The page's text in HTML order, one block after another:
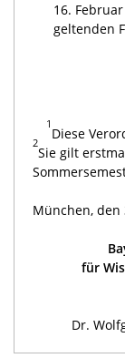
16.
geltenden
1
Diese
2
Sie gilt
München, den
für
Dr.